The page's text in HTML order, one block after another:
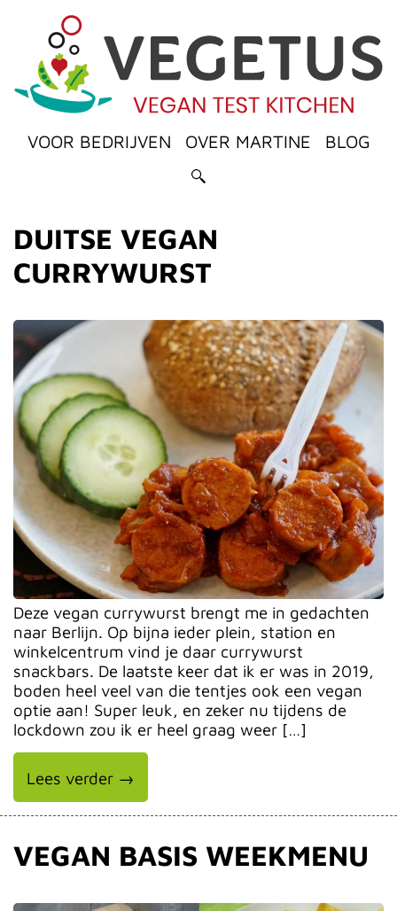
VOOR BEDRIJVEN OVER MARTINE BLOG
DUITSE VEGAN
CURRYWURST
Deze vegan currywurst brengt me in gedachten
naar Berlijn. Op bijna ieder plein, station en
winkelcentrum vind je daar currywurst
snackbars. De laatste keer dat ik er was in 2019,
boden heel veel van die tentjes ook een vegan
optie aan! Super leuk, en zeker nu tijdens de
lockdown zou ik er heel graag weer […]
Lees verder →
VEGAN BASIS WEEKMENU